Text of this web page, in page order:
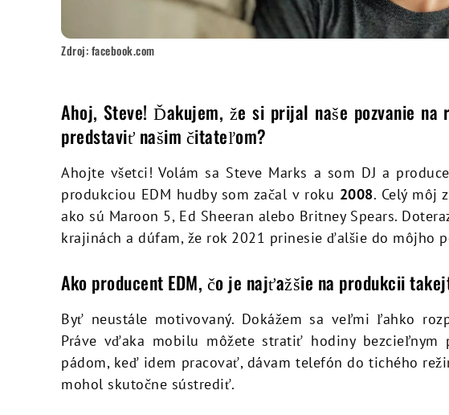
Zdroj: facebook.com
Ahoj, Steve! Ďakujem, že si prijal naše pozvanie na
predstaviť našim čitateľom?
Ahojte všetci! Volám sa Steve Marks a som DJ a
produkciou EDM hudby som začal v roku 2008. Celý môj
ako sú Maroon 5, Ed Sheeran alebo Britney Spears.
krajinách a dúfam, že rok 2021 prinesie ďalšie do môjho
Ako producent EDM, čo je najťažšie na produkcii
Byť neustále motivovaný. Dokážem sa veľmi ľahko
Práve vďaka mobilu môžete stratiť hodiny bezcieľnym
pádom, keď idem pracovať, dávam telefón do tichého
mohol skutočne sústrediť.